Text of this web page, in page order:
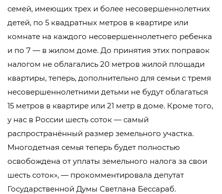
семей, имеющих трех и более несовершеннолетних
детей, по 5 квадратных метров в квартире или
комнате на каждого несовершеннолетнего ребенка
и по 7 — в жилом доме. До принятия этих поправок
налогом не облагались 20 метров жилой площади
квартиры, теперь, дополнительно для семьи с тремя
несовершеннолетними детьми не будут облагаться
15 метров в квартире или 21 метр в доме. Кроме того,
у нас в России шесть соток — самый
распространённый размер земельного участка.
Многодетная семья теперь будет полностью
освобождена от уплаты земельного налога за свои
шесть соток», — прокомментировала депутат
Государственной Думы Светлана Бессараб.